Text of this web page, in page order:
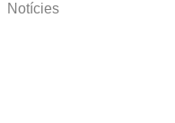
Notícies